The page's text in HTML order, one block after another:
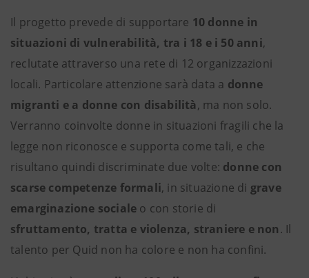
Il progetto prevede di supportare 10 donne in
situazioni di vulnerabilità, tra i 18 e i 50 anni,
reclutate attraverso una rete di 12 organizzazioni
locali. Particolare attenzione sarà data a donne
migranti e a donne con disabilità, ma non solo.
Verranno coinvolte donne in situazioni fragili che la
legge non riconosce e supporta come tali, e che
risultano quindi discriminate due volte: donne con
scarse competenze formali, in situazione di grave
emarginazione sociale o con storie di
sfruttamento, tratta e violenza, straniere e non. Il
talento per Quid non ha colore e non ha confini.